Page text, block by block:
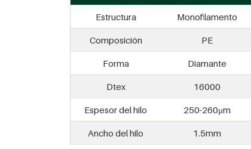
Estructura Monofilamento
Composición PE
Forma Diamante
Dtex 16000
Espesor del hilo 250-260μm
Ancho del hilo 1.5mm